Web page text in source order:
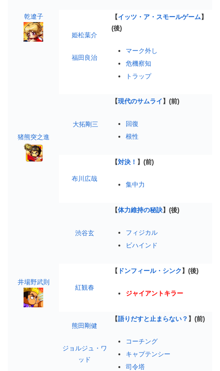
乾遼子
姫松葉介
福田良治
【イッツ・ア・スモールゲーム】
(後)
マーク外し
危機察知
トラップ
猪熊突之進
大拓剛三
【現代のサムライ 】(前)
回復
根性
布川広哉
【対決！ 】(前)
集中力
井場野武則
渋谷玄
【体力維持の秘訣】(後)
フィジカル
ビハインド
紅観春
【 ドンフィール・シンク 】(後)
ジャイアントキラー
熊田剛健
ジョルジュ・ワ
ッド
【語りだすと止まらない？ 】(前)
コーチング
キャプテンシー
司令塔